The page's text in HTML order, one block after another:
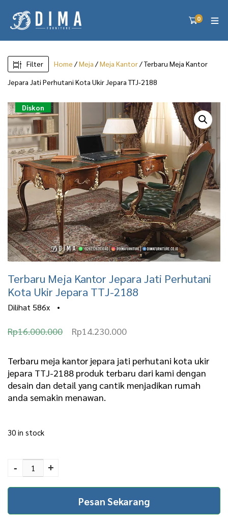
0
Filter Home /Meja /Meja Kantor/ Terbaru Meja Kantor
Jepara Jati Perhutani Kota Ukir Jepara TTJ-2188
Diskon
Terbaru Meja Kantor Jepara Jati Perhutani
Kota Ukir Jepara TTJ-2188
Dilihat 586x •
Rp16.000.000
O
i
g
i
i
Rp14.230.000C
r
r
e
c
e
Terbaru meja kantor jepara jati perhutani kota ukir
jepara TTJ-2188 produk terbaru dari kami dengan
desain dan detail yang cantik menjadikan rumah
anda semakin menawan.
30 in stock
Jepara Jati Perhutani
Kota Ukir Jepara TTJ-
2188 quantity
- +
Pesan Sekarang